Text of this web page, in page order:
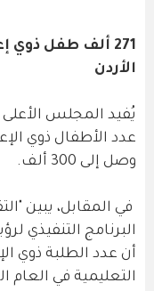
271 ألف طفل
الأردن
يُفيد المجلس
وصل إلى 300 ألف.
في المقابل، يبين
أن عدد الطلبة ذوي